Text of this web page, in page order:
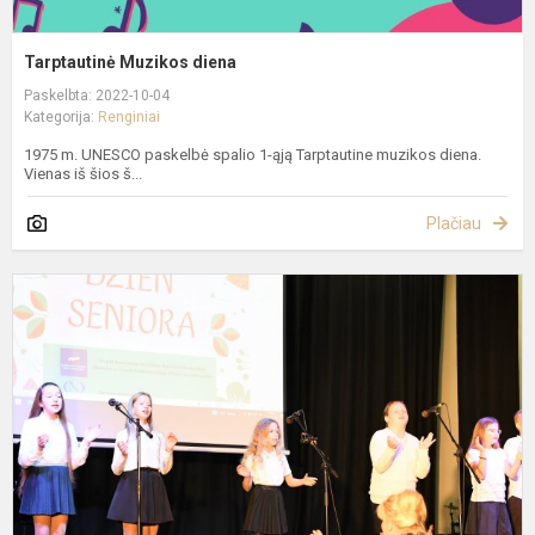
Tarptautinė Muzikos diena
Paskelbta: 2022-10-04
Kategorija: Renginiai
1975 m. UNESCO paskelbė spalio 1-ąją Tarptautine muzikos diena.
Vienas iš šios š...
Plačiau